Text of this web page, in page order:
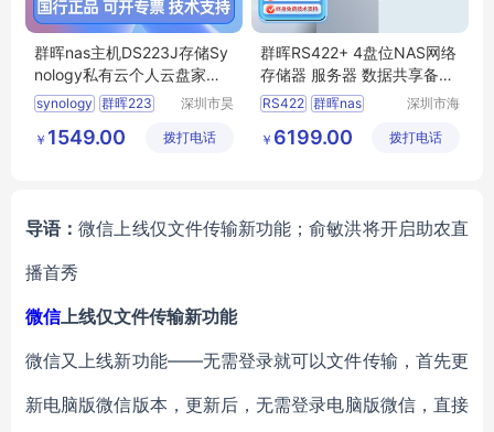
群晖nas主机DS223J存储Sy
nology私有云个人云盘家庭
版 DS220J升级
synology 群晖223
网络存储
深圳市昊
限公司
￥ 1549.00 拨打电话
群晖RS422+ 4盘位NAS网络
存储器 服务器 数据共享备份
协同办公
RS422 群晖nas
网络传输
深圳市海
技有限公
￥ 6199.00 拨打电话
导语：微信上线仅文件传输新功能；俞敏洪将开启助农直
播首秀
微信上线仅文件传输新功能
微信又上线新功能——无需登录就可以文件传输，首先更
新电脑版微信版本，更新后，无需登录电脑版微信，直接